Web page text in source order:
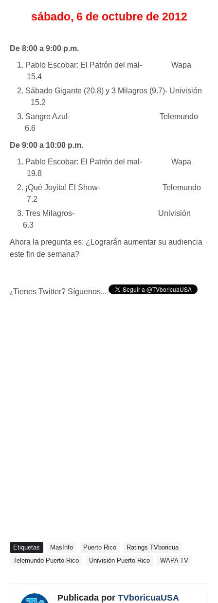
sábado, 6 de octubre de 2012
De 8:00 a 9:00 p.m.
Pablo Escobar: El Patrón del mal- Wapa
15.4
Sábado Gigante (20.8) y 3 Milagros (9.7)- Univisión
15.2
Sangre Azul- Telemundo
6.6
De 9:00 a 10:00 p.m.
Pablo Escobar: El Patrón del mal- Wapa
19.8
¡Qué Joyita! El Show- Telemundo
7.2
Tres Milagros- Univisión
6.3
Ahora la pregunta es: ¿Lograrán aumentar su audiencia
este fin de semana?
¿Tienes Twitter? Síguenos...
Etiquetas MasInfo Puerto Rico
Ratings TVboricua
Telemundo Puerto Rico
Univisión Puerto Rico WAPA TV
Publicada por TVboricuaUSA